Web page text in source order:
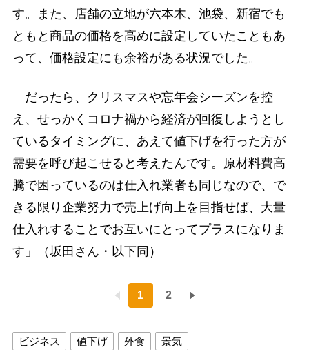
す。また、店舗の立地が六本木、池袋、新宿でも
ともと商品の価格を高めに設定していたこともあ
って、価格設定にも余裕がある状況でした。
だったら、クリスマスや忘年会シーズンを控
え、せっかくコロナ禍から経済が回復しようとし
ているタイミングに、あえて値下げを行った方が
需要を呼び起こせると考えたんです。原材料費高
騰で困っているのは仕入れ業者も同じなので、で
きる限り企業努力で売上げ向上を目指せば、大量
仕入れすることでお互いにとってプラスになりま
す」（坂田さん・以下同）
1 2
ビジネス 値下げ 外食 景気